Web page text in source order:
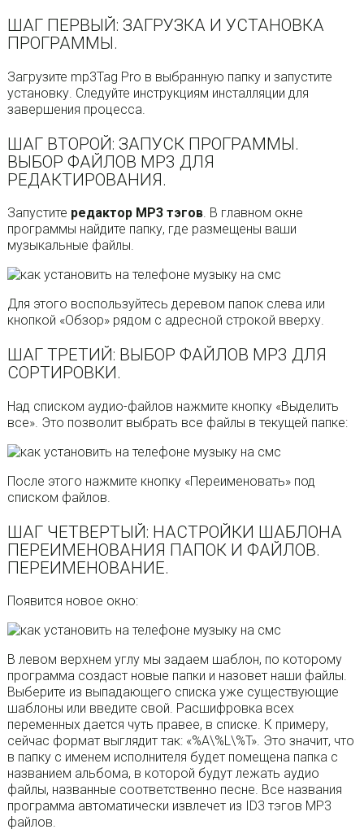
ШАГ ПЕРВЫЙ: ЗАГРУЗКА И УСТАНОВКА
ПРОГРАММЫ.
Загрузите mp3Tag Pro в выбранную папку и запустите
установку. Следуйте инструкциям инсталляции для
завершения процесса.
ШАГ ВТОРОЙ: ЗАПУСК ПРОГРАММЫ.
ВЫБОР ФАЙЛОВ MP3 ДЛЯ
РЕДАКТИРОВАНИЯ.
Запустите редактор МР3 тэгов. В главном окне
программы найдите папку, где размещены ваши
музыкальные файлы.
Для этого воспользуйтесь деревом папок слева или
кнопкой «Обзор» рядом с адресной строкой вверху.
ШАГ ТРЕТИЙ: ВЫБОР ФАЙЛОВ МР3 ДЛЯ
СОРТИРОВКИ.
Над списком аудио-файлов нажмите кнопку «Выделить
все». Это позволит выбрать все файлы в текущей папке:
После этого нажмите кнопку «Переименовать» под
списком файлов.
ШАГ ЧЕТВЕРТЫЙ: НАСТРОЙКИ ШАБЛОНА
ПЕРЕИМЕНОВАНИЯ ПАПОК И ФАЙЛОВ.
ПЕРЕИМЕНОВАНИЕ.
Появится новое окно:
В левом верхнем углу мы задаем шаблон, по которому
программа создаст новые папки и назовет наши файлы.
Выберите из выпадающего списка уже существующие
шаблоны или введите свой. Расшифровка всех
переменных дается чуть правее, в списке. К примеру,
сейчас формат выглядит так: «%A\%L\%T». Это значит, что
в папку с именем исполнителя будет помещена папка с
названием альбома, в которой будут лежать аудио
файлы, названные соответственно песне. Все названия
программа автоматически извлечет из ID3 тэгов МР3
файлов.